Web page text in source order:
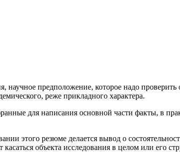
научное предположение, которое надо
реже прикладного характера.
для написания основной части факты, в
этого резюме делается вывод о
объекта исследования в целом или его